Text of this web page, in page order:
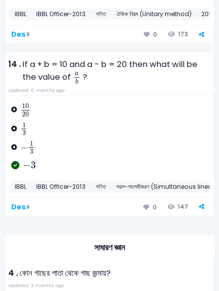
IBBL IBBL Officer-2013 গণিত ঐকিক নিয়ম (Unitary method) 2013
Des 0 173
14 .If a + b = 10 and a - b = 20 then what will be
the value of
a
b
a b
?
Updated: 6 months ago
10
20
10
1
3
13
− 1
3
3
−3
3
IBBL IBBL Officer-2013 গণিত সরল-সহসমীকরণ (Simultaneous
Des 0 147
সাধারণ জ্ঞান
4 .কোন গাছের পাতা থেকে গাছ জন্মায়?
Updated: 3 months ago